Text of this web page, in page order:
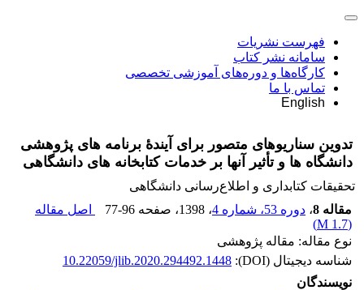
فهرست نشریات
سامانه نشر کتاب
کارگاه‌ها و دوره‌های آموزشی تخصصی
تماس با ما
English
تدوین سناریوهای متصور برای آیندۀ برنامه های پژوهشی
دانشگاه ها و تأثیر آنها بر خدمات کتابخانه های دانشگاهی
تحقیقات کتابداری و اطلاع‌رسانی دانشگاهی
مقاله 8
، دوره 53، شماره 4 ، 1398 ، صفحه 77-96
اصل مقاله
(
1.7 M
)
نوع مقاله: مقاله پژوهشی
شناسه دیجیتال (DOI):
10.22059/jlib.2020.294492.1448
نویسندگان